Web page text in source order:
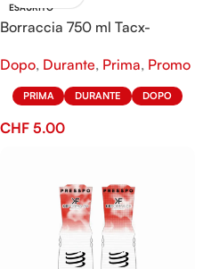
ESAURITO
Borraccia 750 ml Tacx-
Dopo, Durante, Prima, Promo
PRIMA DURANTE DOPO
CHF 5.00